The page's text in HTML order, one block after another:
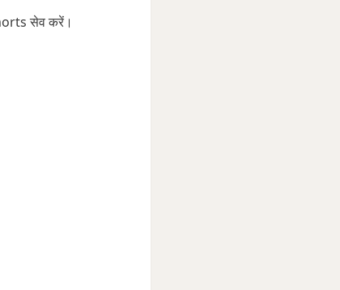
सेव करें।